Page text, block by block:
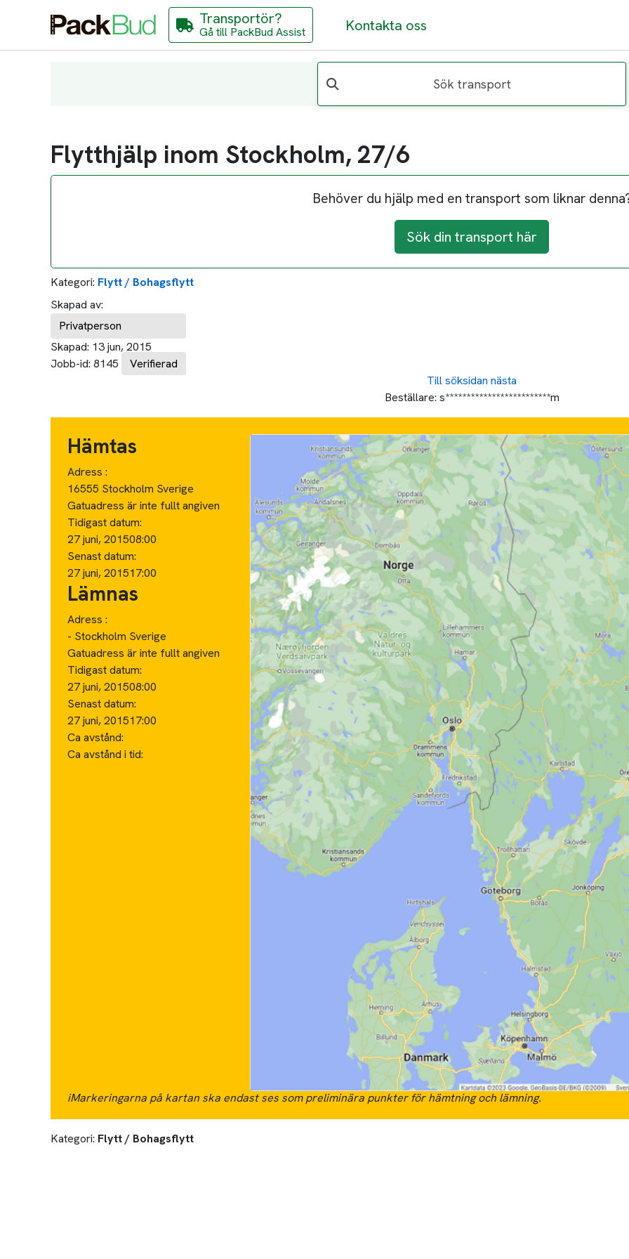
Transportör?
Gå till PackBud Assist Kontakta oss
Sök transport
Flytthjälp inom Stockholm, 27/6
Behöver du hjälp med en transport som liknar
Sök din transport här
Kategori: Flytt / Bohagsflytt
Skapad av:
Privatperson
Skapad: 13 jun, 2015
Jobb-id: 8145
Verifierad
Till söksidan nästa
Beställare: s*************************m
Hämtas
Adress :
16555 Stockholm Sverige
Gatuadress är inte fullt angiven
Tidigast datum:
27 juni, 201508:00
Senast datum:
27 juni, 201517:00
Lämnas
Adress :
- Stockholm Sverige
Gatuadress är inte fullt angiven
Tidigast datum:
27 juni, 201508:00
Senast datum:
27 juni, 201517:00
Ca avstånd:
Ca avstånd i tid:
iMarkeringarna på kartan ska endast ses som preliminära punkter för hämtning och lämning.
Kategori: Flytt / Bohagsflytt